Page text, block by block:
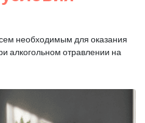
необходимым для оказания
алкогольном отравлении на